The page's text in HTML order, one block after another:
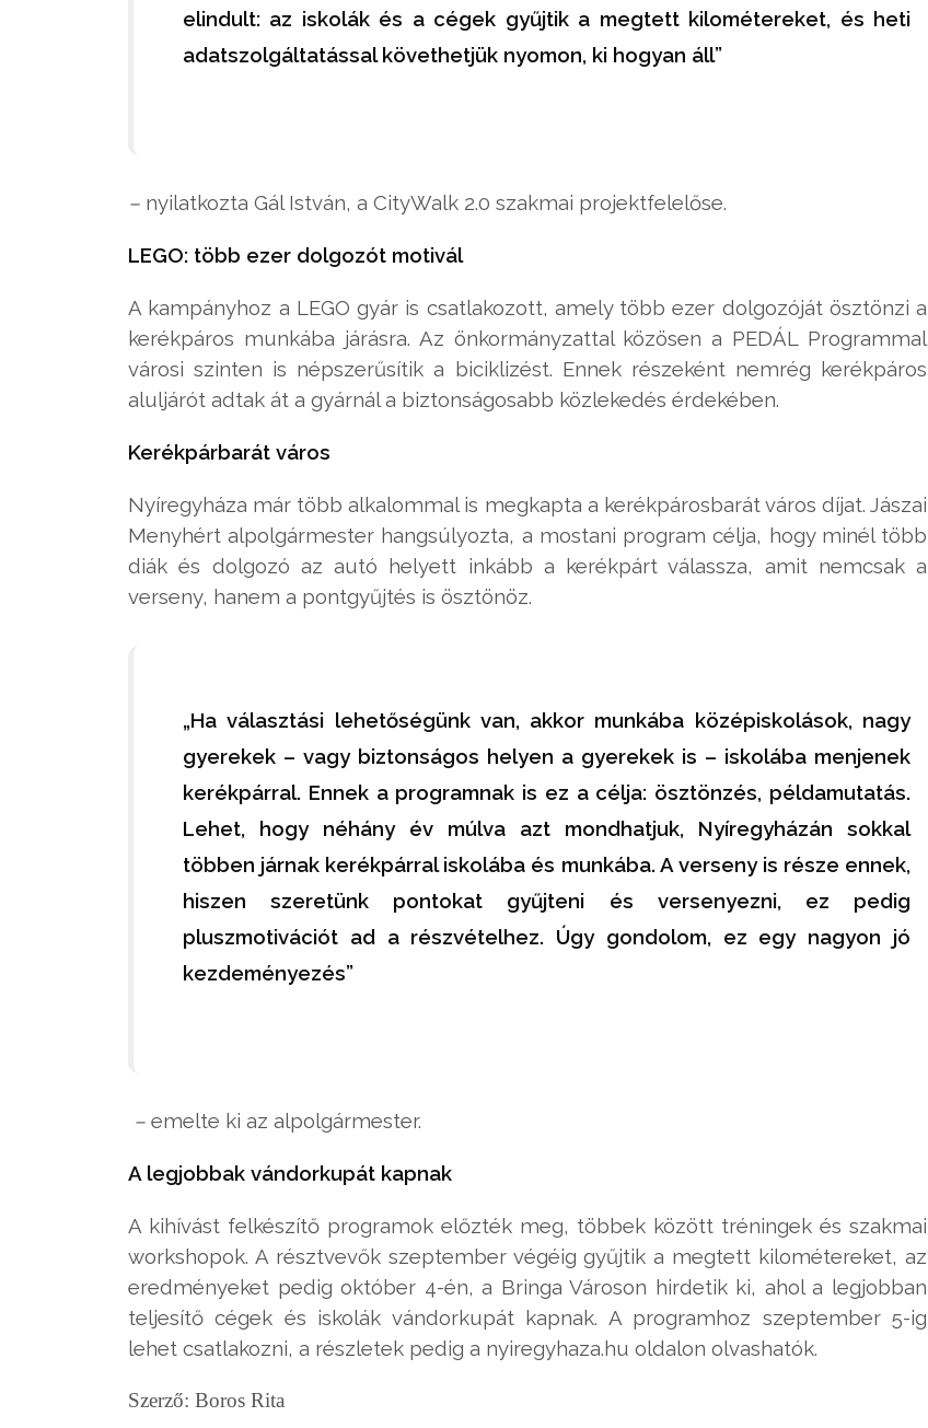
elindult: az iskolák és a cégek gyűjtik a megtett kilométereket, és heti
adatszolgáltatással követhetjük nyomon, ki hogyan áll”
– nyilatkozta Gál István, a CityWalk 2.0 szakmai projektfelelőse.
LEGO: több ezer dolgozót motivál
A kampányhoz a LEGO gyár is csatlakozott, amely több ezer dolgozóját ösztönzi a
kerékpáros munkába járásra. Az önkormányzattal közösen a PEDÁL Programmal
városi szinten is népszerűsítik a biciklizést. Ennek részeként nemrég kerékpáros
aluljárót adtak át a gyárnál a biztonságosabb közlekedés érdekében.
Kerékpárbarát város
Nyíregyháza már több alkalommal is megkapta a kerékpárosbarát város díjat. Jászai
Menyhért alpolgármester hangsúlyozta, a mostani program célja, hogy minél több
diák és dolgozó az autó helyett inkább a kerékpárt válassza, amit nemcsak a
verseny, hanem a pontgyűjtés is ösztönöz.
„Ha választási lehetőségünk van, akkor munkába középiskolások, nagy
gyerekek – vagy biztonságos helyen a gyerekek is – iskolába menjenek
kerékpárral. Ennek a programnak is ez a célja: ösztönzés, példamutatás.
Lehet, hogy néhány év múlva azt mondhatjuk, Nyíregyházán sokkal
többen járnak kerékpárral iskolába és munkába. A verseny is része ennek,
hiszen szeretünk pontokat gyűjteni és versenyezni, ez pedig
pluszmotivációt ad a részvételhez. Úgy gondolom, ez egy nagyon jó
kezdeményezés”
– emelte ki az alpolgármester.
A legjobbak vándorkupát kapnak
A kihívást felkészítő programok előzték meg, többek között tréningek és szakmai
workshopok. A résztvevők szeptember végéig gyűjtik a megtett kilométereket, az
eredményeket pedig október 4-én, a Bringa Városon hirdetik ki, ahol a legjobban
teljesítő cégek és iskolák vándorkupát kapnak. A programhoz szeptember 5-ig
lehet csatlakozni, a részletek pedig a nyiregyhaza.hu oldalon olvashatók.
Szerző: Boros Rita